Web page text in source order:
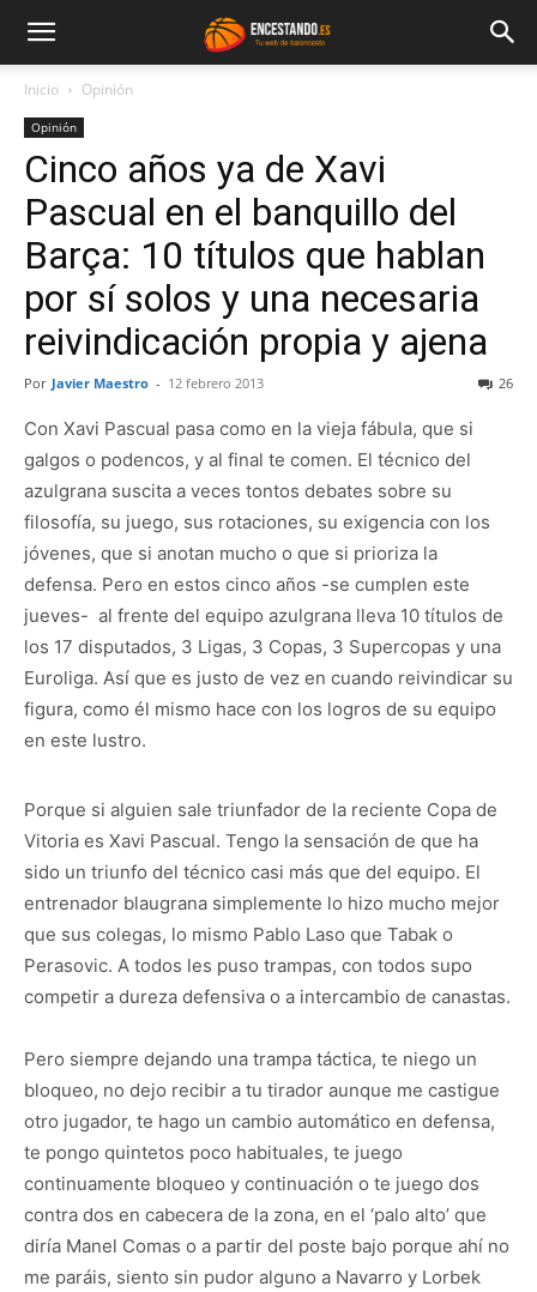
Inicio Opinión
Opinión
Cinco años ya de Xavi
Pascual en el banquillo del
Barça: 10 títulos que hablan
por sí solos y una necesaria
reivindicación propia y ajena
Por Javier Maestro - 12 febrero 2013 26
Con Xavi Pascual pasa como en la vieja fábula, que si
galgos o podencos, y al final te comen. El técnico del
azulgrana suscita a veces tontos debates sobre su
filosofía, su juego, sus rotaciones, su exigencia con los
jóvenes, que si anotan mucho o que si prioriza la
defensa. Pero en estos cinco años -se cumplen este
jueves- al frente del equipo azulgrana lleva 10 títulos de
los 17 disputados, 3 Ligas, 3 Copas, 3 Supercopas y una
Euroliga. Así que es justo de vez en cuando reivindicar su
figura, como él mismo hace con los logros de su equipo
en este lustro.
Porque si alguien sale triunfador de la reciente Copa de
Vitoria es Xavi Pascual. Tengo la sensación de que ha
sido un triunfo del técnico casi más que del equipo. El
entrenador blaugrana simplemente lo hizo mucho mejor
que sus colegas, lo mismo Pablo Laso que Tabak o
Perasovic. A todos les puso trampas, con todos supo
competir a dureza defensiva o a intercambio de canastas.
Pero siempre dejando una trampa táctica, te niego un
bloqueo, no dejo recibir a tu tirador aunque me castigue
otro jugador, te hago un cambio automático en defensa,
te pongo quintetos poco habituales, te juego
continuamente bloqueo y continuación o te juego dos
contra dos en cabecera de la zona, en el ‘palo alto’ que
diría Manel Comas o a partir del poste bajo porque ahí no
me paráis, siento sin pudor alguno a Navarro y Lorbek